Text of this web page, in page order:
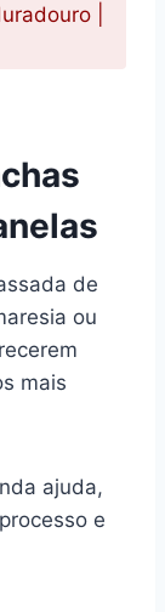
|
de
ou
mais
ajuda,
e